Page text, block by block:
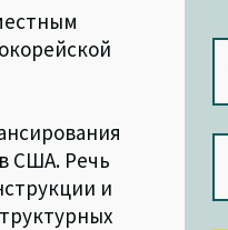
США. Речь
и